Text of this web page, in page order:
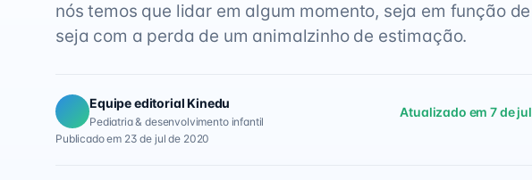
nós temos que lidar em algum momento, seja em função
seja com a perda de um animalzinho de estimação.
Equipe editorial Kinedu
Pediatria & desenvolvimento infantil
Atualizado em 7 de
Publicado em 23 de jul de 2020